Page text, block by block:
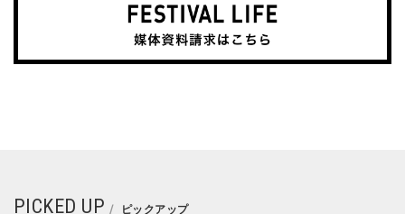
PICKED UP ピックアップ